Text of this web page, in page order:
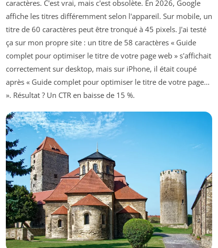
caractères. C'est vrai, mais c'est obsolète. En 2026, Google
affiche les titres différemment selon l'appareil. Sur mobile, un
titre de 60 caractères peut être tronqué à 45 pixels. J'ai testé
ça sur mon propre site : un titre de 58 caractères « Guide
complet pour optimiser le titre de votre page web » s'affichait
correctement sur desktop, mais sur iPhone, il était coupé
après « Guide complet pour optimiser le titre de votre page…
». Résultat ? Un CTR en baisse de 15 %.